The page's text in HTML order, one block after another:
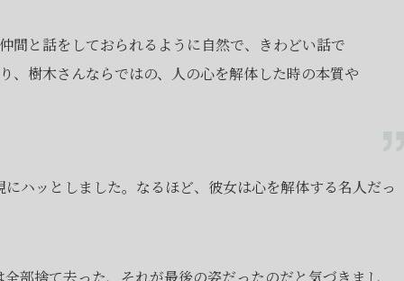
間と話をしておられるように自然で、きわどい話で
、樹木さんならではの、人の心を解体した時の本質や
ハッとしました。なるほど、彼女は心を解体する名人だっ